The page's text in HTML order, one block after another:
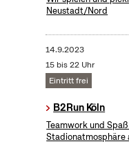
Neustadt/Nord
14.9.2023
15 bis 22 Uhr
Eintritt frei
B2Run Köln
Teamwork und
Stadionatmosphäre